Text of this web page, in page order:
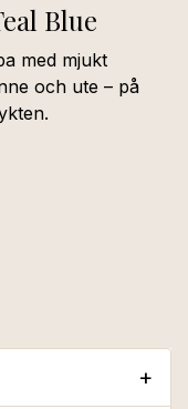
Blue
med mjukt
och ute – på